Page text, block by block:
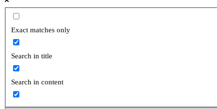
search
Exact matches only
Search in title
Search in content